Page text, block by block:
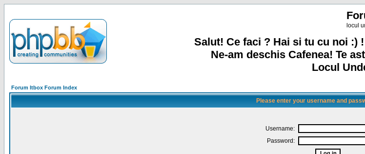
locul
Salut! Ce faci ? Hai si tu cu noi :)
Ne-am deschis Cafenea! Te
Locul
Forum Itbox Forum Index
Please enter your username and
Username:
Password: